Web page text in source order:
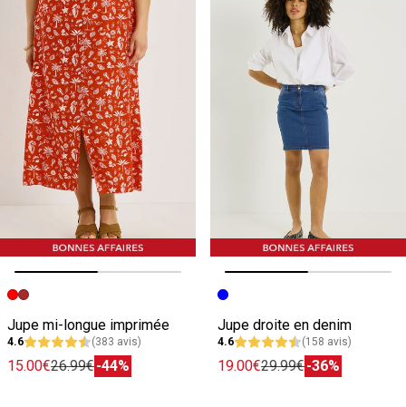
Image précédente
Image suivante
Jupe mi-longue imprimée
4.6 (383 avis)
15.00€26.99€-44%
Image précédente
Image suivante
Jupe droite en denim
4.6 (158 avis)
19.00€29.99€-36%